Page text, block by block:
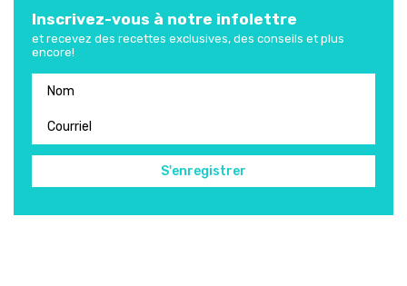
Inscrivez-vous à notre infolettre
et recevez des recettes exclusives, des conseils et plus
encore!